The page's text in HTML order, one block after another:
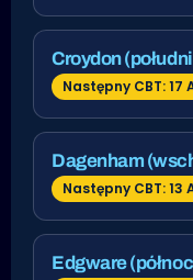
Croydon
Dagenham
Edgware